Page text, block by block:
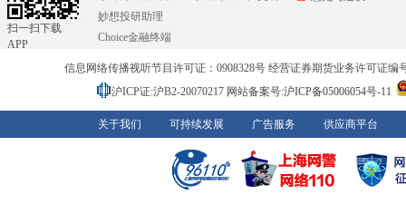
扫一扫下载
APP
妙想投研助理
Choice金融终端
信息网络传播视听节目许可证：0908328号 经营证券期货业务许可证编
沪ICP证:沪B2-20070217 网站备案号:沪ICP备05006054号-11
关于我们 可持续发展 广告服务 供应商平台